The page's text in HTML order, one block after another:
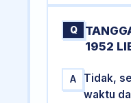
Q
1952
A
Tidak,
waktu